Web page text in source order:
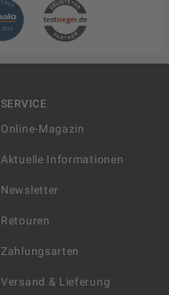
SERVICE
Online-Magazin
Aktuelle Informationen
Newsletter
Retouren
Zahlungsarten
Versand & Lieferung